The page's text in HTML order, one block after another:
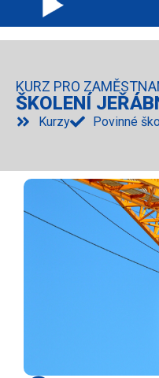
KURZ PRO
ŠKOLENÍ
Kurzy Povinné